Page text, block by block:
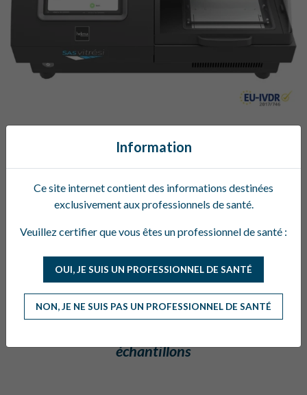
échantillons
Information
Ce site internet contient des informations destinées
exclusivement aux professionnels de santé.
Veuillez certifier que vous êtes un professionnel de santé :
OUI, JE SUIS UN PROFESSIONNEL DE SANTÉ
NON, JE NE SUIS PAS UN PROFESSIONNEL DE SANTÉ